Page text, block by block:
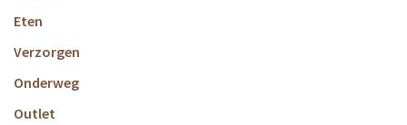
Eten
Verzorgen
Onderweg
Outlet